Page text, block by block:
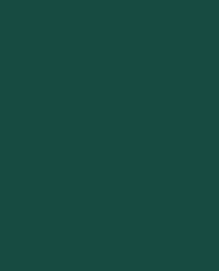
Nyaralók érkeznek
Magyarországon először néhány utazási iroda is fedezte fel
közlekedő charter járatokat. A szigetet hamar megszerette a magyar
görög szigetek rajongóinak legnagyobb örömére így 2026-ban mind